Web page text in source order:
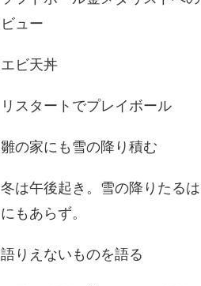
ビュー
エビ天丼
リスタートでプレイボール
雛の家にも雪の降り積む
冬は午後起き。雪の降りたる
にもあらず。
語りえないものを語る